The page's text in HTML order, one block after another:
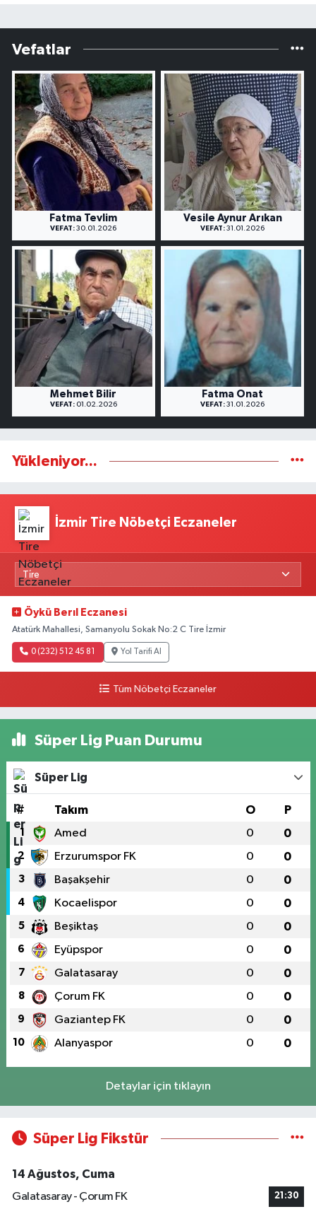
Vefatlar
Fatma Tevlim
VEFAT: 30.01.2026
Vesile Aynur Arıkan
VEFAT: 31.01.2026
Mehmet Bilir
VEFAT:01.02.2026
Fatma Onat
VEFAT: 31.01.2026
Yükleniyor...
İzmir Tire Nöbetçi Eczaneler
Öykü Berıl Eczanesi
Atatürk Mahallesi, Samanyolu Sokak No:2 C Tire İzmir
0 (232) 512 45 81 Yol Tarifi Al
Tüm Nöbetçi Eczaneler
Süper Lig Puan Durumu
Süper Lig
# Takım O P
1 Amed 0 0
2 Erzurumspor FK 0 0
3 Başakşehir 0 0
4 Kocaelispor 0 0
5 Beşiktaş 0 0
6 Eyüpspor 0 0
7 Galatasaray 0 0
8 Çorum FK 0 0
9 Gaziantep FK 0 0
10 Alanyaspor 0 0
Detaylar için tıklayın
Süper Lig Fikstür
14 Ağustos, Cuma
Galatasaray - Çorum FK
21:30